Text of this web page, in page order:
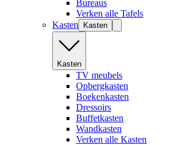
Bureaus
Verken alle Tafels
Kasten
Kasten
Kasten
TV meubels
Opbergkasten
Boekenkasten
Dressoirs
Buffetkasten
Wandkasten
Verken alle Kasten